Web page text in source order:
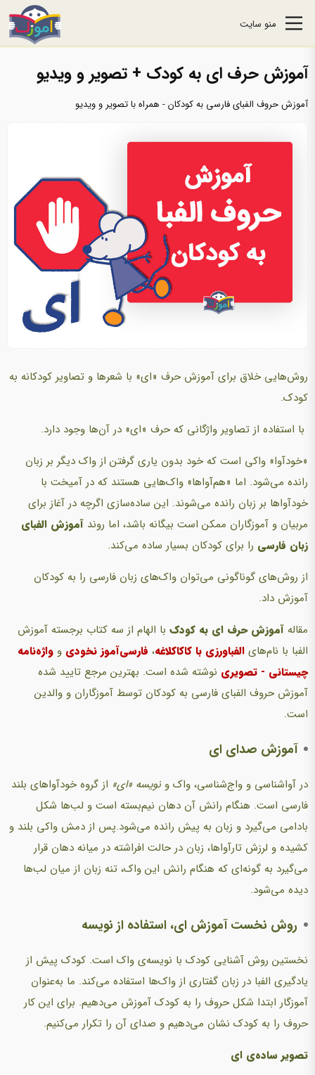
منو سایت
آموزش حرف ای به کودک + تصویر و ویدیو
آموزش حروف الفبای فارسی به کودکان - همراه با تصویر و ویدیو
روش‌هایی خلاق برای آموزش حرف «ای» با شعرها و تصاویر کودکانه به
کودک.
با استفاده از تصاویر واژگانی که حرف «ای» در آن‌ها وجود دارد.
«خودآوا» واکی است که خود بدون یاری گرفتن از واک دیگر بر زبان
رانده می‌شود. اما «هم‌آواها» واک‌هایی هستند که در آمیخت با
خودآواها بر زبان رانده می‌شوند. این ساده‌سازی اگرچه در آغاز برای
مربیان و آموزگاران ممکن است بیگانه باشد، اما روند آموزش الفبای
زبان فارسی را برای کودکان بسیار ساده می‌کند.
از روش‌های گوناگونی می‌توان واک‌های زبان فارسی را به کودکان
آموزش داد.
مقاله آموزش حرف ای به کودک با الهام از سه کتاب برجسته آموزش
الفبا با نام‌های الفباورزی با کاکاکلاغه، فارسی‌آموز نخودی و واژه‌نامه
چیستانی - تصویری نوشته شده است. بهترین مرجع تایید شده
آموزش حروف الفبای فارسی به کودکان توسط آموزگاران و والدین
است.
آموزش صدای ای
در آواشناسی و واج‌شناسی، واک و نویسه «ای» از گروه خودآواهای بلند
فارسی است. هنگام رانش آن دهان نیم‌بسته است و لب‌ها شکل
بادامی می‌گیرد و زبان به پیش رانده می‌شود.پس از دمش واکی بلند و
کشیده و لرزش تارآواها، زبان در حالت افراشته در میانه دهان قرار
می‌گیرد به گونه‌ای که هنگام رانش این واک، تنه زبان از میان لب‌ها
دیده می‌شود.
روش نخست آموزش ای، استفاده از نویسه
نخستین روش آشنایی کودک با نویسه‌ی واک است. کودک پیش از
یادگیری الفبا در زبان گفتاری از واک‌ها استفاده می‌کند. ما به‌عنوان
آموزگار ابتدا شکل حروف را به کودک آموزش می‌دهیم. برای این کار
حروف را به کودک نشان می‌دهیم و صدای آن را تکرار می‌کنیم.
تصویر ساده‌ی ای